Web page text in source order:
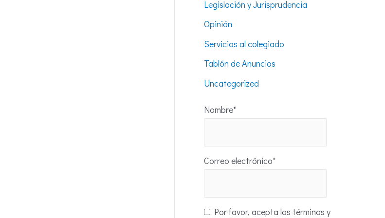
Legislación y Jurisprudencia
Opinión
Servicios al colegiado
Tablón de Anuncios
Uncategorized
Nombre*
Correo electrónico*
Por favor, acepta los términos y